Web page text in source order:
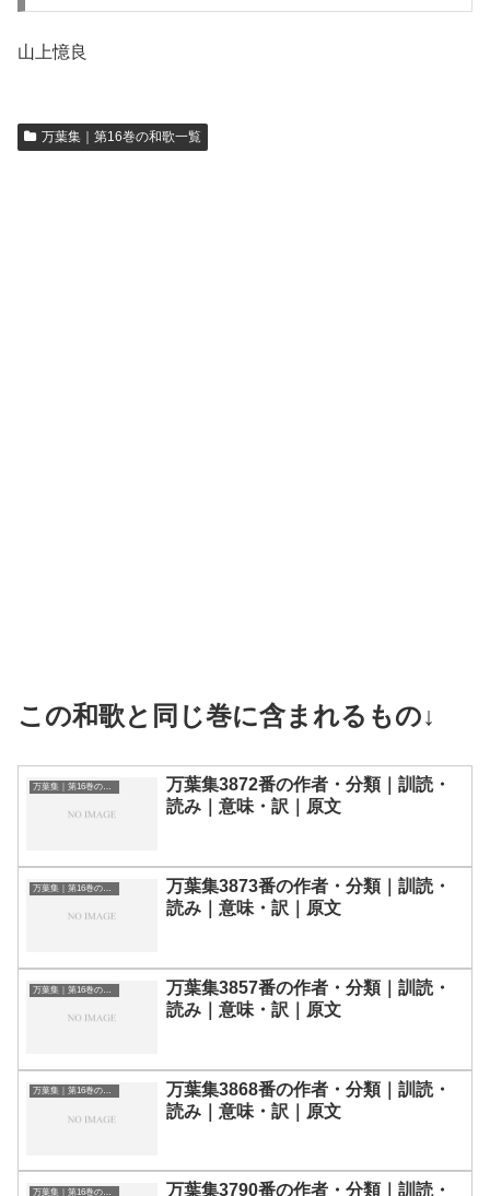
山上憶良
万葉集｜第16巻の和歌一覧
この和歌と同じ巻に含まれるもの↓
万葉集｜第16巻の和歌一覧
万葉集3872番の作者・分類｜訓読・
読み｜意味・訳｜原文
万葉集｜第16巻の和歌一覧
万葉集3873番の作者・分類｜訓読・
読み｜意味・訳｜原文
万葉集｜第16巻の和歌一覧
万葉集3857番の作者・分類｜訓読・
読み｜意味・訳｜原文
万葉集｜第16巻の和歌一覧
万葉集3868番の作者・分類｜訓読・
読み｜意味・訳｜原文
万葉集｜第16巻の和歌一覧 万葉集3790番の作者・分類｜訓読・